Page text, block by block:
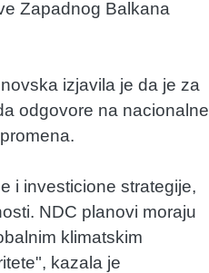
Zapadnog Balkana
izjavila je da je za
odgovore na nacionalne
i investicione strategije,
NDC planovi moraju
klimatskim
kazala je